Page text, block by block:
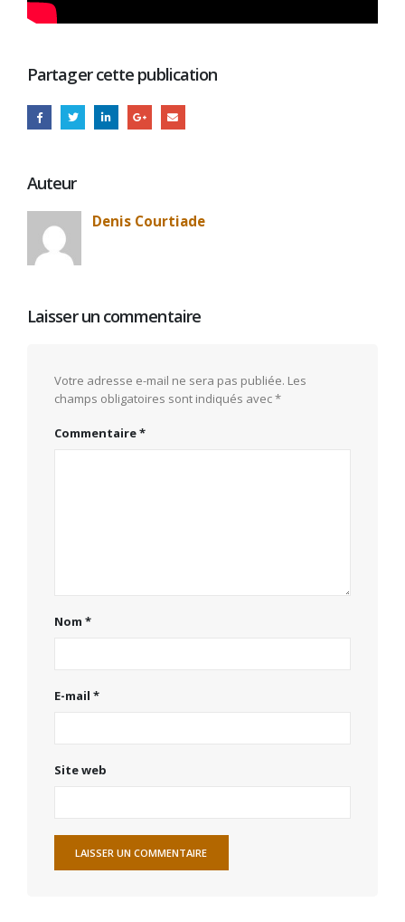
Partager cette publication
Auteur
Denis Courtiade
Laisser un commentaire
Votre adresse e-mail ne sera pas publiée. Les
champs obligatoires sont indiqués avec*
Commentaire*
Nom *
E-mail *
Site web